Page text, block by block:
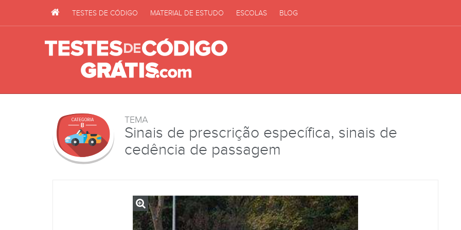
TESTES DE CÓDIGO MATERIAL DE ESTUDO ESCOLAS BLOG
TEMA
Sinais de prescrição específica, sinais de
cedência de passagem